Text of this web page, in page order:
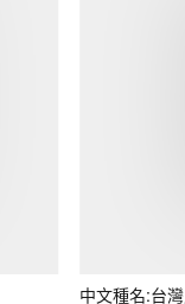
中文種名:台